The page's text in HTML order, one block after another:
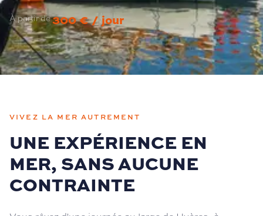
À partir de300 € / jour
VIVEZ LA MER AUTREMENT
UNE EXPÉRIENCE EN
MER, SANS AUCUNE
CONTRAINTE